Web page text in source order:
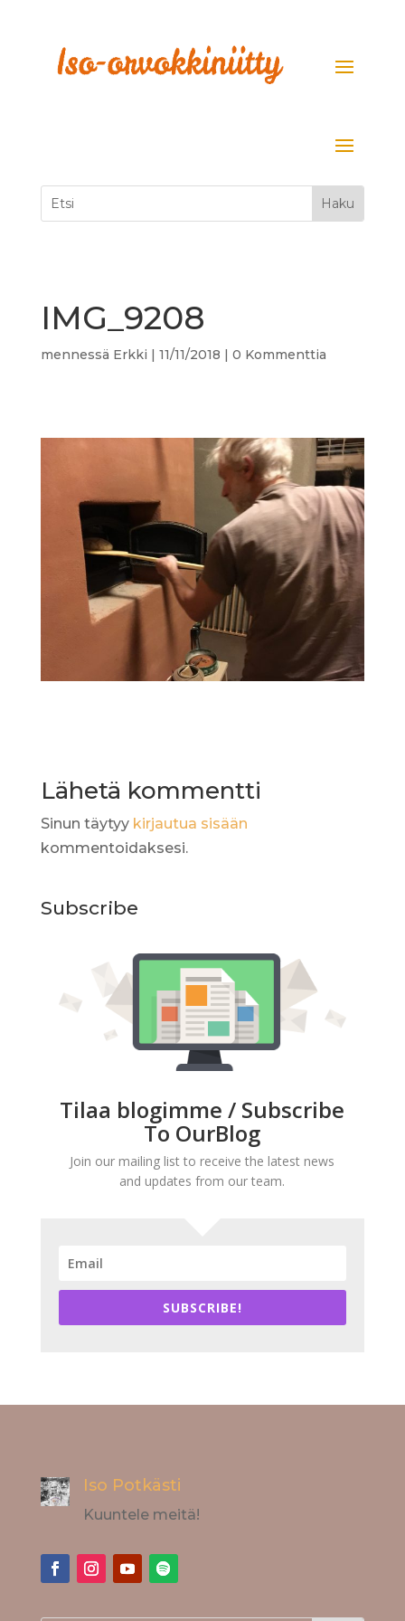
IMG_9208
mennessä Erkki | 11/11/2018 | 0 Kommenttia
Lähetä kommentti
Sinun täytyy kirjautua sisään
kommentoidaksesi.
Subscribe
Tilaa blogimme / Subscribe
To OurBlog
Join our mailing list to receive the latest news
and updates from our team.
SUBSCRIBE!
Iso Potkästi
Kuuntele meitä!